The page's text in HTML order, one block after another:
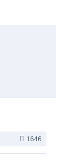
1646